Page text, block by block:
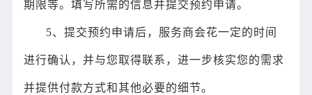
期限等。填写所需的信息并提交预约申请。
5、提交预约申请后，服务商会花一定的时间
进行确认，并与您取得联系，进一步核实您的需求
并提供付款方式和其他必要的细节。